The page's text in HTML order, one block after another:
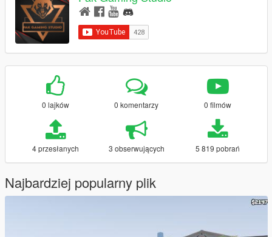
0 lajków 0 komentarzy 0 filmów
4 przesłanych 3 obserwujących 5 819 pobrań
Najbardziej popularny plik